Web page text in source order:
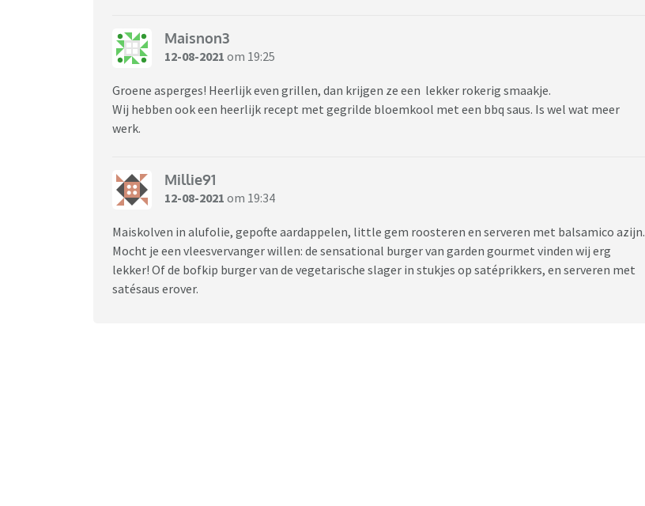
Maisnon3
12-08-2021 om 19:25
Groene asperges! Heerlijk even grillen, dan krijgen ze een lekker rokerig smaakje.
Wij hebben ook een heerlijk recept met gegrilde bloemkool met een bbq saus. Is wel wat meer
werk.
Millie91
12-08-2021 om 19:34
Maiskolven in alufolie, gepofte aardappelen, little gem roosteren en serveren met balsamico azijn.
Mocht je een vleesvervanger willen: de sensational burger van garden gourmet vinden wij erg
lekker! Of de bofkip burger van de vegetarische slager in stukjes op satéprikkers, en serveren met
satésaus erover.